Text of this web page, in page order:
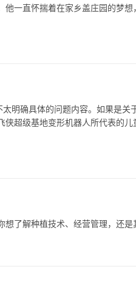
他一直怀揣着在家乡盖庄园的梦
太明确具体的问题内容。如果是
侠超级基地变形机器人所代表的
了解种植技术、经营管理，还是